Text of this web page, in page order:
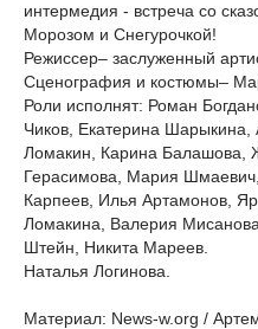
интермедия - встреча со
Морозом и Снегурочкой!
Режиссер– заслуженный
Сценография и костюмы–
Роли исполнят: Роман
Чиков, Екатерина Шарыкина,
Ломакин, Карина Балашова,
Герасимова, Мария
Карпеев, Илья Артамонов,
Ломакина, Валерия
Штейн, Никита Мареев.
Наталья Логинова.
Материал: News-w.org /